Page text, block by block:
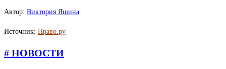
Автор: Виктория Яшина
Источник: Право.ру
# НОВОСТИ